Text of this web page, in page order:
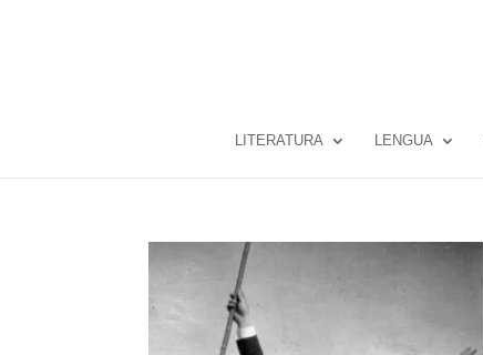
LITERATURA LENGUA